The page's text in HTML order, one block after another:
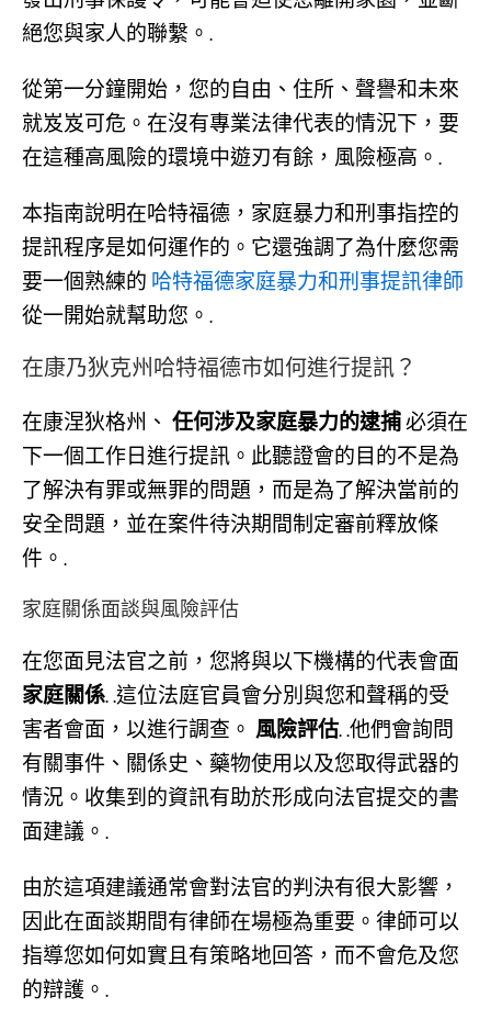
絕您與家人的聯繫。.
從第一分鐘開始，您的自由、住所、聲譽和未來
就岌岌可危。在沒有專業法律代表的情況下，要
在這種高風險的環境中遊刃有餘，風險極高。.
本指南說明在哈特福德，家庭暴力和刑事指控的
提訊程序是如何運作的。它還強調了為什麼您需
要一個熟練的哈特福德家庭暴力和刑事提訊律師
從一開始就幫助您。.
在康乃狄克州哈特福德市如何進行提訊？
在康涅狄格州、 任何涉及家庭暴力的逮捕必須在
下一個工作日進行提訊。此聽證會的目的不是為
了解決有罪或無罪的問題，而是為了解決當前的
安全問題，並在案件待決期間制定審前釋放條
件。.
家庭關係面談與風險評估
在您面見法官之前，您將與以下機構的代表會面
家庭關係. .這位法庭官員會分別與您和聲稱的受
害者會面，以進行調查。 風險評估. .他們會詢問
有關事件、關係史、藥物使用以及您取得武器的
情況。收集到的資訊有助於形成向法官提交的書
面建議。.
由於這項建議通常會對法官的判決有很大影響，
因此在面談期間有律師在場極為重要。律師可以
指導您如何如實且有策略地回答，而不會危及您
的辯護。.